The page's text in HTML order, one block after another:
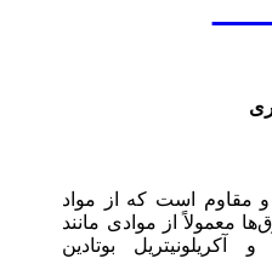
مقاوم است که از مواد
معمولاً از موادی مانند
و آکریلونیتریل بوتادین